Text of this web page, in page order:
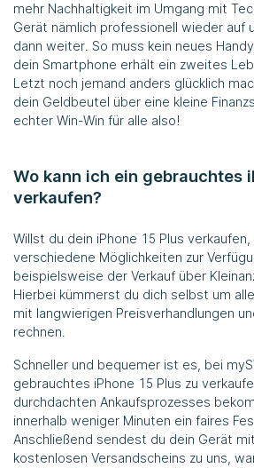
mehr Nachhaltigkeit im Umgang mit
Gerät nämlich professionell wieder auf
dann weiter. So muss kein neues
dein Smartphone erhält ein zweites
Letzt noch jemand anders glücklich
dein Geldbeutel über eine kleine
echter Win-Win für alle also!
Wo kann ich ein gebrauchtes
verkaufen?
Willst du dein iPhone 15 Plus
verschiedene Möglichkeiten zur
beispielsweise der Verkauf über
Hierbei kümmerst du dich selbst um
mit langwierigen Preisverhandlungen
rechnen.
Schneller und bequemer ist es, bei
gebrauchtes iPhone 15 Plus zu
durchdachten Ankaufsprozesses
innerhalb weniger Minuten ein faires
Anschließend sendest du dein Gerät
kostenlosen Versandscheins zu uns,